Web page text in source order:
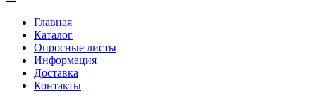
Главная
Каталог
Опросные листы
Информация
Доставка
Контакты